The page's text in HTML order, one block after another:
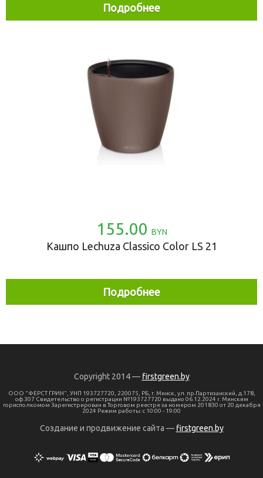
Подробнее
155.00 BYN
Кашпо Lechuza Classico Color LS 21
Подробнее
Copyright 2014 — firstgreen.by
ООО "ФЕРСТ ГРИН", УНП 193727720, 220075, РБ, г. Минск, ул. пр.Партизанский, д.178,
оф.307 Свидетельство о регистрации №193727720 выдано 06.12.2024 г. Минским
горисполкомом Зарегистрирован в Торговом реестре за номером 201830 от 20 декабря
2024 Режим работы: с 10:00 - 19:00
Создание и продвижение сайта — firstgreen.by